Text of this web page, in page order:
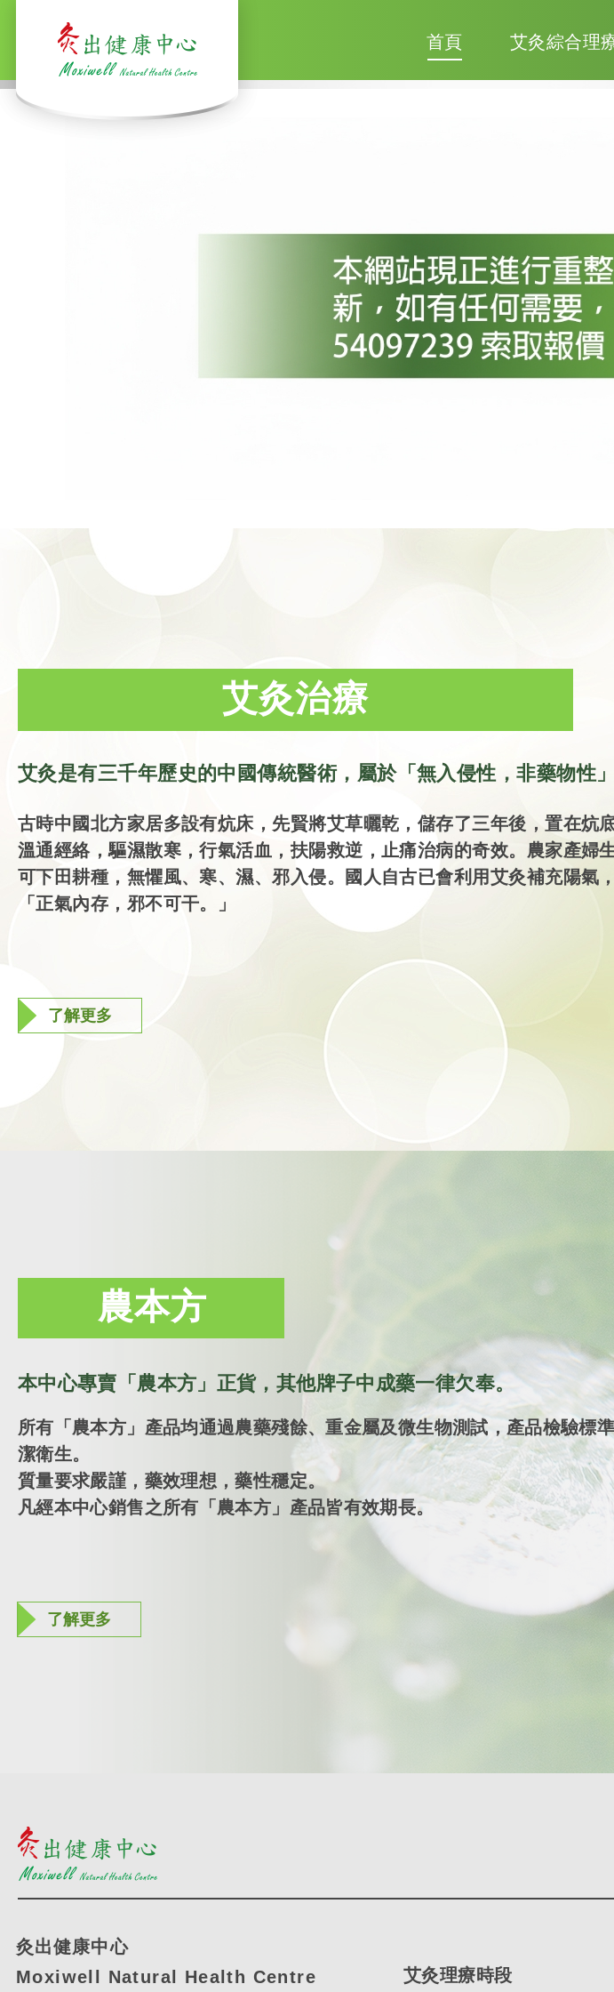
首頁 艾灸綜合理
艾灸治療
艾灸是有三千年歷史的中國傳統醫術，屬於「無入侵性，非藥物性」
古時中國北方家居多設有炕床，先賢將艾草曬乾，儲存了三年後，置在炕
溫通經絡，驅濕散寒，行氣活血，扶陽救逆，止痛治病的奇效。農家產婦
可下田耕種，無懼風、寒、濕、邪入侵。國人自古已會利用艾灸補充陽氣
「正氣內存，邪不可干。」
了解更多
了解更多
農本方
本中心專賣「農本方」正貨，其他牌子中成藥一律欠奉。
所有「農本方」產品均通過農藥殘餘、重金屬及微生物測試，產品檢驗標
潔衛生。
質量要求嚴謹，藥效理想，藥性穩定。
凡經本中心銷售之所有「農本方」產品皆有效期長。
了解更多
了解更多
灸出健康中心
Moxiwell Natural Health Centre
艾灸理療時段